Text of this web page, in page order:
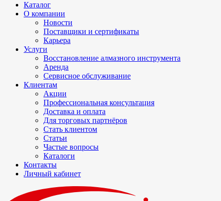
Каталог
О компании
Новости
Поставщики и сертификаты
Карьера
Услуги
Восстановление алмазного инструмента
Аренда
Сервисное обслуживание
Клиентам
Акции
Профессиональная консультация
Доставка и оплата
Для торговых партнёров
Стать клиентом
Статьи
Частые вопросы
Каталоги
Контакты
Личный кабинет